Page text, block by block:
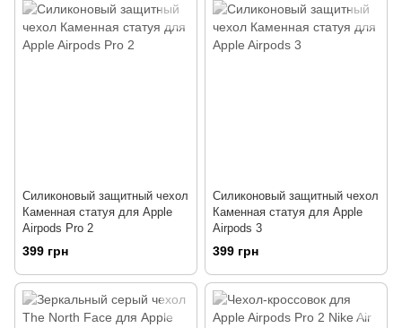
Силиконовый защитный чехол
Каменная статуя для Apple
Airpods Pro 2
399 грн
Силиконовый защитный чехол
Каменная статуя для Apple
Airpods 3
399 грн